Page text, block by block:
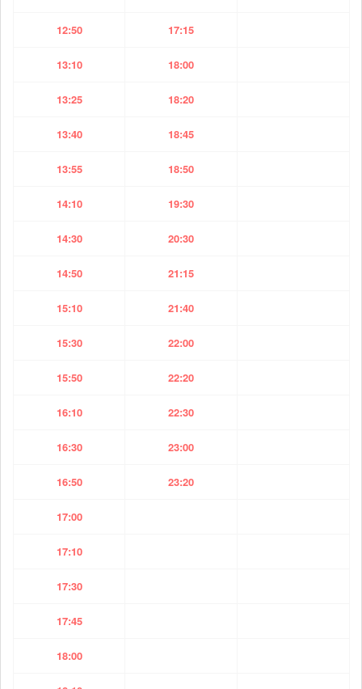
12:50 17:15
13:10 18:00
13:25 18:20
13:40 18:45
13:55 18:50
14:10 19:30
14:30 20:30
14:50 21:15
15:10 21:40
15:30 22:00
15:50 22:20
16:10 22:30
16:30 23:00
16:50 23:20
17:00
17:10
17:30
17:45
18:00